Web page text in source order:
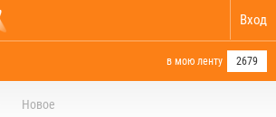
Вход
в мою ленту 2679
Новое